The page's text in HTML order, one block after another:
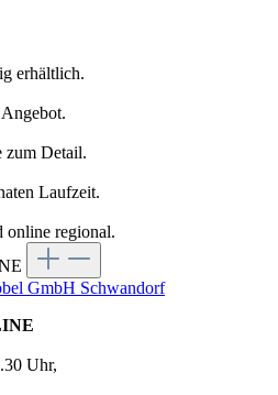
erhältlich.
zum Detail.
Laufzeit.
online regional.
Uhr,